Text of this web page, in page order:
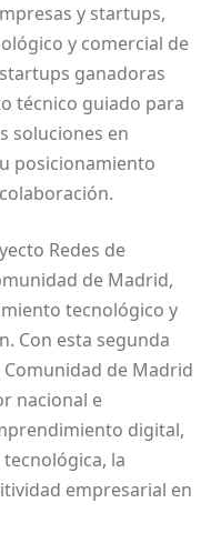
y startups,
y comercial de
ganadoras
técnico guiado para
soluciones en
posicionamiento
Redes de
de Madrid,
tecnológico y
Con esta segunda
de Madrid
nacional e
digital,
la
empresarial en